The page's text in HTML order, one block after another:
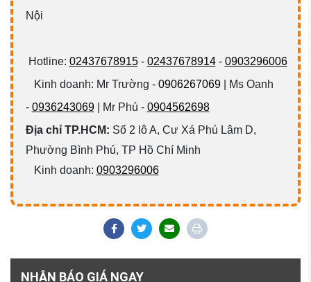
Nội
Hotline: 02437678915- 02437678914- 0903296006
Kinh doanh: Mr Trường - 0906267069| Ms Oanh
- 0936243069| Mr Phú - 0904562698
Địa chỉ TP.HCM: Số 2 lô A, Cư Xá Phú Lâm D,
Phường Bình Phú, TP Hồ Chí Minh
Kinh doanh: 0903296006
NHẬN BÁO GIÁ NGAY